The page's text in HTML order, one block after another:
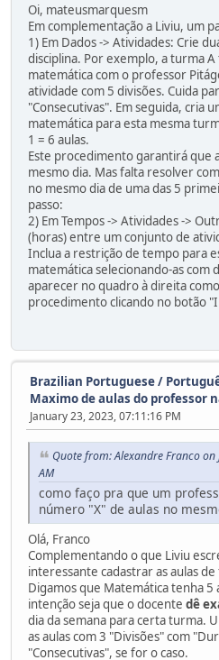
Oi, mateusmarquesm
Em complementação a Liviu, um
1) Em Dados -> Atividades: Crie
disciplina. Por exemplo, a turma A
matemática com o professor
atividade com 5 divisões. Cuida
"Consecutivas". Em seguida, cria
matemática para esta mesma
1 = 6 aulas.
Este procedimento garantirá que
mesmo dia. Mas falta resolver
no mesmo dia de uma das 5
passo:
2) Em Tempos -> Atividades ->
(horas) entre um conjunto de
Inclua a restrição de tempo para
matemática selecionando-as com
aparecer no quadro à direita
procedimento clicando no botão
Brazilian Portuguese /
Maximo de aulas do professor
January 23, 2023, 07:11:16 PM
Quote from: Alexandre Franco
AM
como faço pra que um
número "X" de aulas no
Olá, Franco
Complementando o que Liviu
interessante cadastrar as aulas
Digamos que Matemática tenha 5
intenção seja que o docente dê
dia da semana para certa turma.
as aulas com 3 "Divisões" com
"Consecutivas", se for o caso.